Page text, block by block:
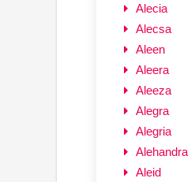
Alecia
Alecsa
Aleen
Aleera
Aleeza
Alegra
Alegria
Alehandra
Aleid